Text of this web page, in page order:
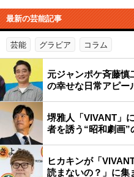
最新の芸能記事
芸能 グラビア コラム
元ジャンポケ斉藤慎
の幸せな日常アピー
堺雅人「VIVANT」
者を誘う“昭和劇画”
ヒカキンが「
読まないの？」に集